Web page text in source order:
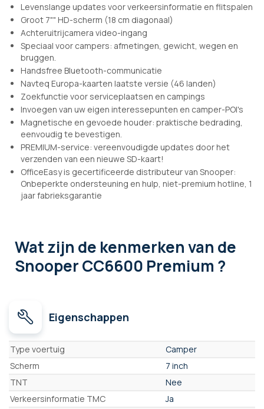
Levenslange updates voor verkeersinformatie en flitspalen
Groot 7"" HD-scherm (18 cm diagonaal)
Achteruitrijcamera video-ingang
Speciaal voor campers: afmetingen, gewicht, wegen en
bruggen.
Handsfree Bluetooth-communicatie
Navteq Europa-kaarten laatste versie (46 landen)
Zoekfunctie voor serviceplaatsen en campings
Invoegen van uw eigen interessepunten en camper-POI's
Magnetische en gevoede houder: praktische bedrading,
eenvoudig te bevestigen.
PREMIUM-service: vereenvoudigde updates door het
verzenden van een nieuwe SD-kaart!
OfficeEasy is gecertificeerde distributeur van Snooper:
Onbeperkte ondersteuning en hulp, niet-premium hotline, 1
jaar fabrieksgarantie
Wat zijn de kenmerkenvan de
Snooper CC6600 Premium ?
Eigenschappen
Eigenschappen
Type voertuig
Camper
Scherm
7 inch
TNT
Nee
Verkeersinformatie TMC
Ja